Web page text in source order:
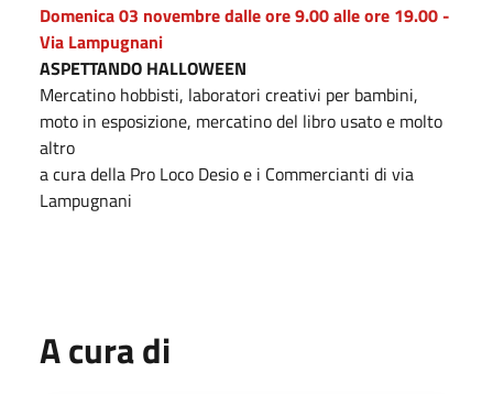
Domenica03 novembredalle ore 9.00 alle ore 19.00 -
Via Lampugnani
ASPETTANDO HALLOWEEN
Mercatino hobbisti, laboratori creativi per bambini,
moto in esposizione, mercatino del libro usato e molto
altro
a cura della Pro Loco Desio e i Commercianti di via
Lampugnani
A cura di